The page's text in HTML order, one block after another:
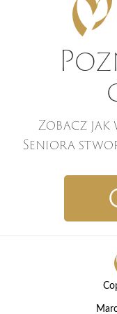
Zobacz jak
Seniora